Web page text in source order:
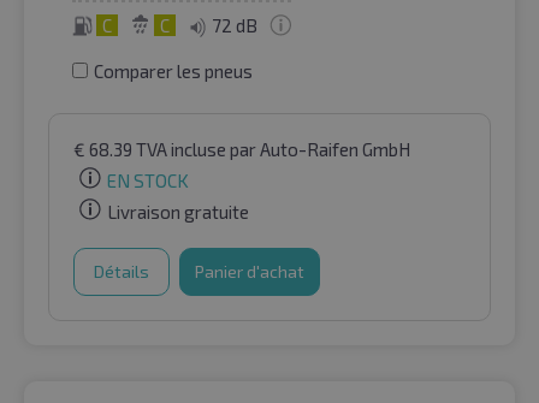
C C 72 dB
Comparer les pneus
€ 68.39 TVA incluse par Auto-Raifen GmbH
EN STOCK
Livraison gratuite
Détails Panier d'achat